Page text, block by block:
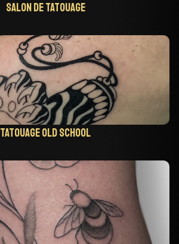
Salon de tatouage
Tatouage old school